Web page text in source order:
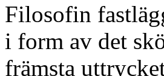
Filosofin
i form av det
främsta